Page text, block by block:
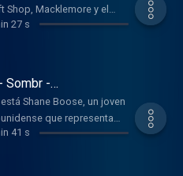
Shop, Macklemore y el
ya habían grabado una
27 s
Sombr -
30/07/26
Shane Boose, un joven
que representa
de músicos nacidos
41 s